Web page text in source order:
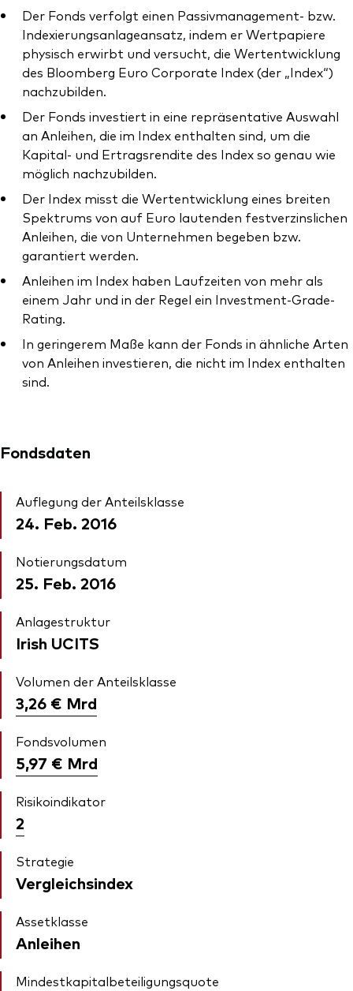
Ressourcen
Marktvolatilität
Research
Anbieterliste
Vanguard Modellportfolios
Vanguard Beratungsstudie
Der Fonds verfolgt einen Passivmanagement- bzw.
Indexierungsanlageansatz, indem er Wertpapiere
physisch erwirbt und versucht, die Wertentwicklung
des Bloomberg Euro Corporate Index (der „Index“)
nachzubilden.
Der Fonds investiert in eine repräsentative Auswahl
an Anleihen, die im Index enthalten sind, um die
Kapital- und Ertragsrendite des Index so genau wie
möglich nachzubilden.
Der Index misst die Wertentwicklung eines breiten
Spektrums von auf Euro lautenden festverzinslichen
Anleihen, die von Unternehmen begeben bzw.
garantiert werden.
Anleihen im Index haben Laufzeiten von mehr als
einem Jahr und in der Regel ein Investment-Grade-
Rating.
In geringerem Maße kann der Fonds in ähnliche Arten
von Anleihen investieren, die nicht im Index enthalten
sind.
Fondsdaten
Auflegung der Anteilsklasse
24. Feb. 2016
Notierungsdatum
25. Feb. 2016
Anlagestruktur
Irish UCITS
Volumen der Anteilsklasse
3,26 € Mrd
Fondsvolumen
5,97 € Mrd
Risikoindikator
2
Strategie
Vergleichsindex
Assetklasse
Anleihen
Mindestkapitalbeteiligungsquote